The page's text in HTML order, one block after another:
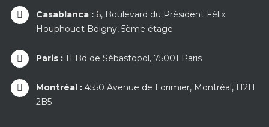
Casablanca : 6, Boulevard du Président Félix
Houphouet Boigny, 5ème étage
Paris : 11 Bd de Sébastopol, 75001 Paris
Montréal : 4550 Avenue de Lorimier, Montréal, H2H
2B5